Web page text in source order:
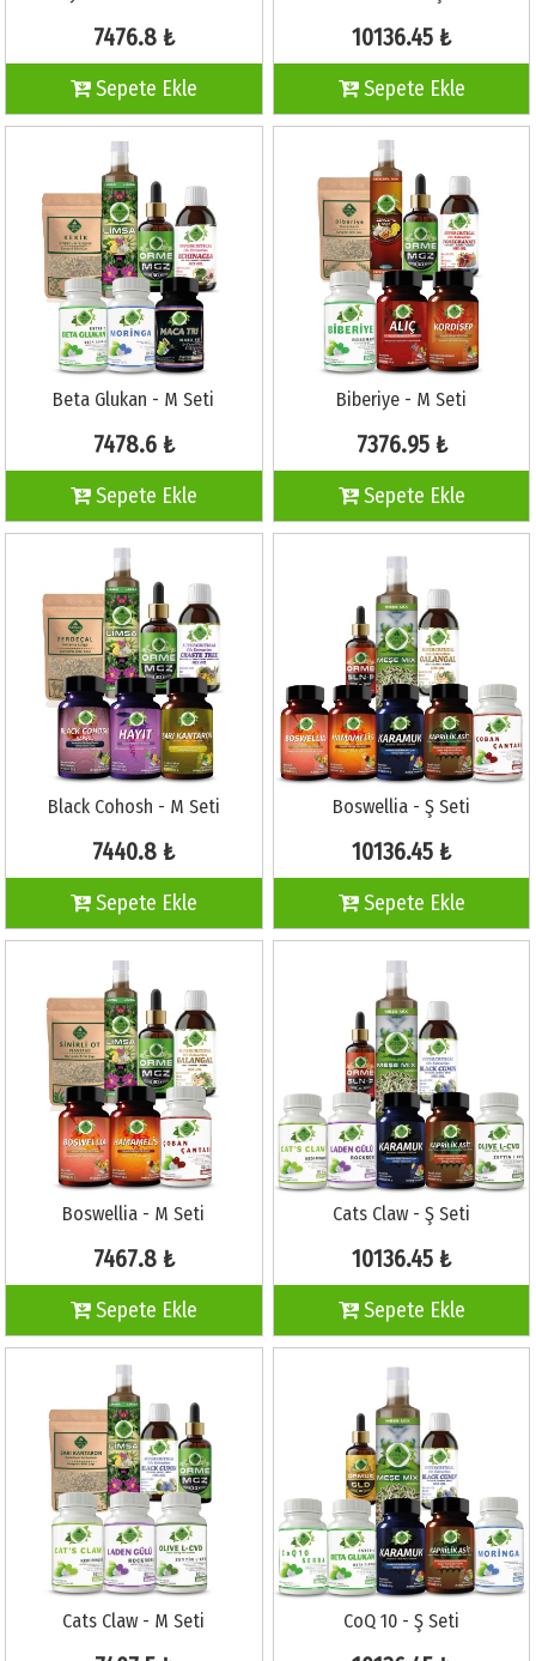
7476.8 ₺
Sepete Ekle
10136.45 ₺
Sepete Ekle
Beta Glukan - M Seti
7478.6 ₺
Sepete Ekle
Biberiye - M Seti
7376.95 ₺
Sepete Ekle
Black Cohosh - M Seti
7440.8 ₺
Sepete Ekle
Boswellia - Ş Seti
10136.45 ₺
Sepete Ekle
Boswellia - M Seti
7467.8 ₺
Sepete Ekle
Cats Claw - Ş Seti
10136.45 ₺
Sepete Ekle
Cats Claw - M Seti CoQ 10 - Ş Seti